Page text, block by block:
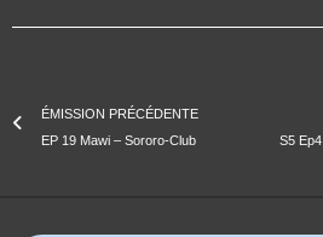
ÉMISSION PRÉCÉDENTE
EP 19 Mawi – Sororo-Club
S5